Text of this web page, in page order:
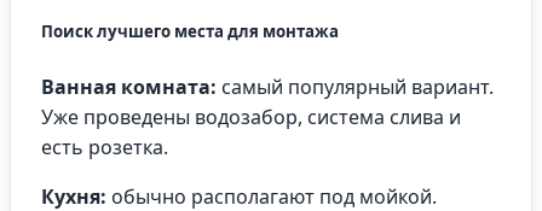
Поиск лучшего места для монтажа
Ванная комната: самый популярный вариант.
Уже проведены водозабор, система слива и
есть розетка.
Кухня: обычно располагают под мойкой.